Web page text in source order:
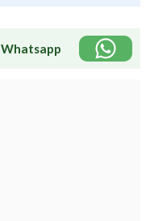
Whatsapp